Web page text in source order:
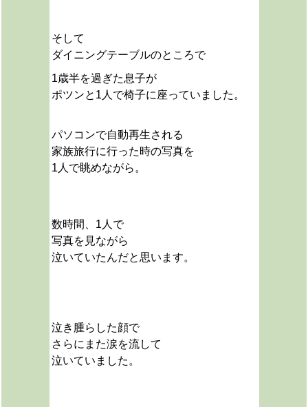
そして
ダイニングテーブルのところで
1歳半を過ぎた息子が
ポツンと1人で椅子に座っていました。
パソコンで自動再生される
家族旅行に行った時の写真を
1人で眺めながら。
数時間、1人で
写真を見ながら
泣いていたんだと思います。
泣き腫らした顔で
さらにまた涙を流して
泣いていました。